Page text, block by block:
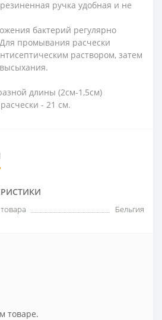
ручка удобная и не
бактерий регулярно
промывания расчески
раствором, затем
длины (2см-1,5см)
- 21 см.
Бельгия
товаре.